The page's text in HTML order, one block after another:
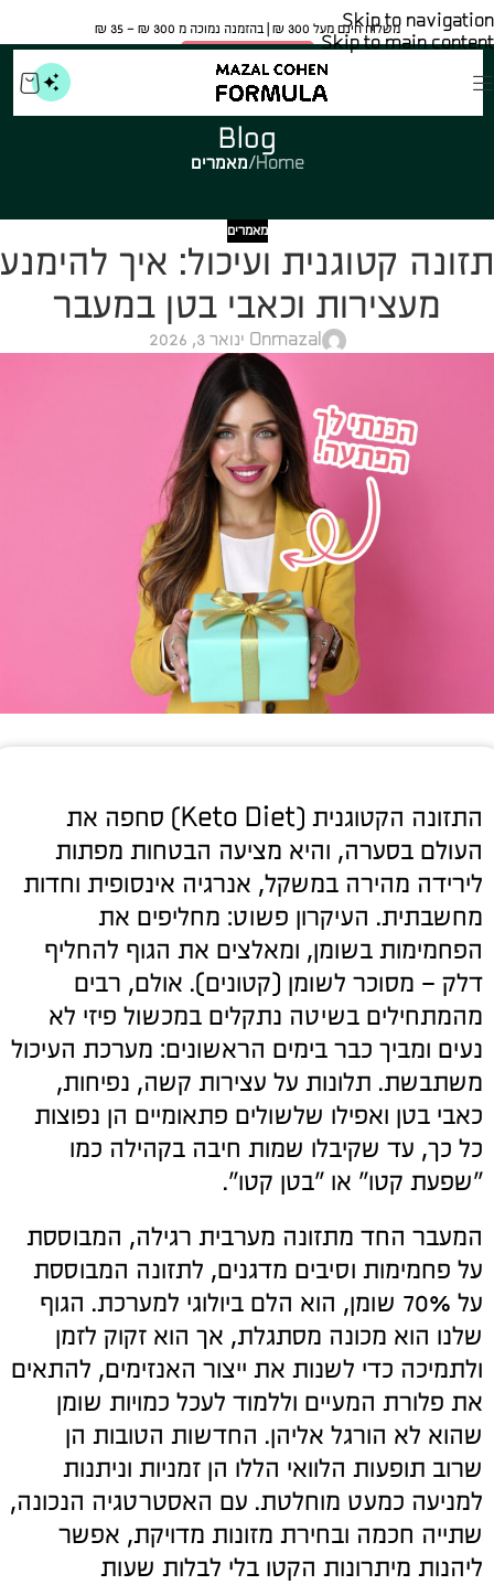
Skip to navigation
Skip to main content
משלוח חינם מעל 300 ₪ | בהזמנה נמוכה מ 300 ₪ – 35 ₪​
🍀 אישור משרד הבריאות
Blog
Home
/מאמרים
מאמרים
תזונה קטוגנית ועיכול: איך להימנע
מעצירות וכאבי בטן במעבר
mazalOn ינואר 3, 2026
התזונה הקטוגנית (Keto Diet) סחפה את
העולם בסערה, והיא מציעה הבטחות מפתות
לירידה מהירה במשקל, אנרגיה אינסופית וחדות
מחשבתית. העיקרון פשוט: מחליפים את
הפחמימות בשומן, ומאלצים את הגוף להחליף
דלק – מסוכר לשומן (קטונים). אולם, רבים
מהמתחילים בשיטה נתקלים במכשול פיזי לא
נעים ומביך כבר בימים הראשונים: מערכת העיכול
משתבשת. תלונות על עצירות קשה, נפיחות,
כאבי בטן ואפילו שלשולים פתאומיים הן נפוצות
כל כך, עד שקיבלו שמות חיבה בקהילה כמו
"שפעת קטו" או "בטן קטו".
המעבר החד מתזונה מערבית רגילה, המבוססת
על פחמימות וסיבים מדגנים, לתזונה המבוססת
על 70% שומן, הוא הלם ביולוגי למערכת. הגוף
שלנו הוא מכונה מסתגלת, אך הוא זקוק לזמן
ולתמיכה כדי לשנות את ייצור האנזימים, להתאים
את פלורת המעיים וללמוד לעכל כמויות שומן
שהוא לא הורגל אליהן. החדשות הטובות הן
שרוב תופעות הלוואי הללו הן זמניות וניתנות
למניעה כמעט מוחלטת. עם האסטרטגיה הנכונה,
שתייה חכמה ובחירת מזונות מדויקת, אפשר
ליהנות מיתרונות הקטו בלי לבלות שעות